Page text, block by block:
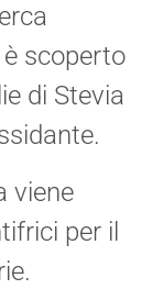
scoperto
di Stevia
viene
per il